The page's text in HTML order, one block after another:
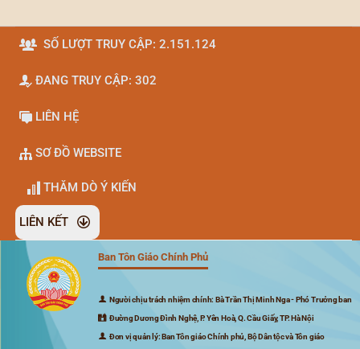
SỐ LƯỢT TRUY CẬP: 2.151.124
ĐANG TRUY CẬP: 302
LIÊN HỆ
SƠ ĐỒ WEBSITE
THĂM DÒ Ý KIẾN
LIÊN KẾT
Ban Tôn Giáo Chính Phủ
Người chịu trách nhiệm chính: Bà Trần Thị Minh Nga - Phó Trưởng ban
Đường Dương Đình Nghệ, P. Yên Hoà, Q. Cầu Giấy, TP. Hà Nội
Đơn vị quản lý: Ban Tôn giáo Chính phủ, Bộ Dân tộc và Tôn giáo
Đã kết nối EMC